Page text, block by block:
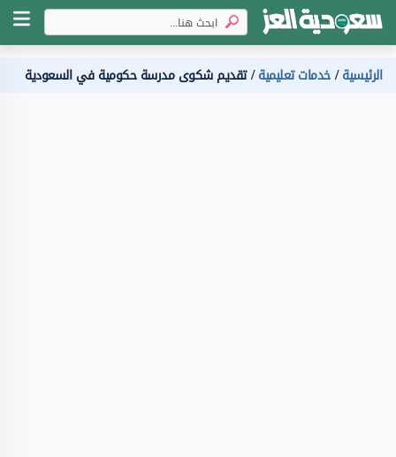
الرئيسية خدمات تعليمية تقديم شكوى مدرسة حكومية في السعودية